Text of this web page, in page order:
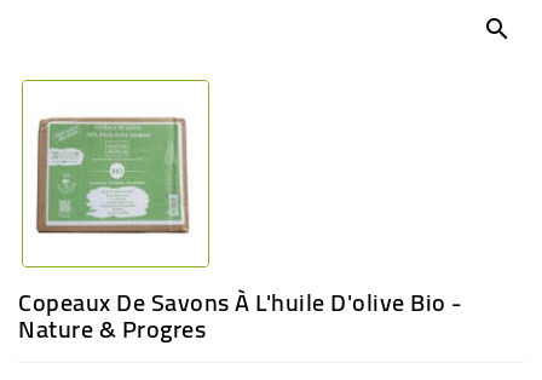
search
Copeaux De Savons À L'huile D'olive Bio -
Nature & Progres